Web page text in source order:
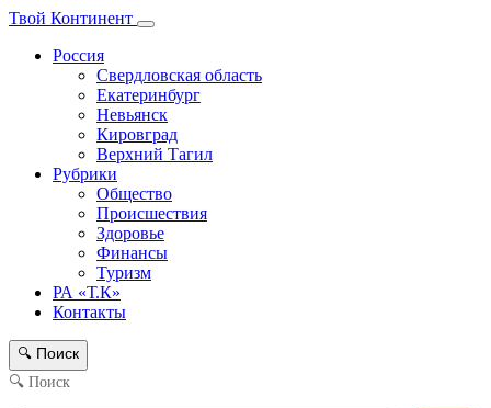
Твой Континент
Россия
Свердловская область
Екатеринбург
Невьянск
Кировград
Верхний Тагил
Рубрики
Общество
Происшествия
Здоровье
Финансы
Туризм
РА «Т.К»
Контакты
🔍 Поиск
🔍 Поиск